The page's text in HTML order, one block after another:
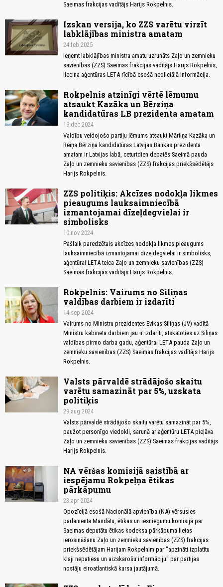
Saeimas frakcijas vadītājs Harijs Rokpelnis.
Izskan versija, ko ZZS varētu virzīt
labklājības ministra amatam
24.feb 2025
Ieņemt labklājības ministra amatu uzrunāts Zaļo un zemnieku
savienības (ZZS) Saeimas frakcijas vadītājs Harijs Rokpelnis,
liecina aģentūras LETA rīcībā esošā neoficiālā informācija.
Rokpelnis atzinīgi vērtē lēmumu
atsaukt Kazāka un Bērziņa
kandidatūras LB prezidenta amatam
19.dec 2024
Valdību veidojošo partiju lēmums atsaukt Mārtiņa Kazāka un
Reiņa Bērziņa kandidatūras Latvijas Bankas prezidenta
amatam ir Latvijas labā, ceturtdien debatēs Saeimā pauda
Zaļo un zemnieku savienības (ZZS) frakcijas priekšsēdētājs
Harijs Rokpelnis.
ZZS politiķis: Akcīzes nodokļa likmes
pieaugums lauksaimniecībā
izmantojamai dīzeļdegvielai ir
simbolisks
10.nov 2024
Pašlaik paredzētais akcīzes nodokļa likmes pieaugums
lauksaimniecībā izmantojamai dīzeļdegvielai ir simbolisks,
aģentūrai LETA teica Zaļo un zemnieku savienības (ZZS)
Saeimas frakcijas vadītājs Harijs Rokpelnis.
Rokpelnis: Vairums no Siliņas
valdības darbiem ir izdarīti
14.sep 2024
Vairums no Ministru prezidentes Evikas Siliņas (JV) vadītā
Ministru kabineta darbiem jau ir izdarīti, atskatoties uz Siliņas
valdības pirmo darba gadu, aģentūrai LETA pauda Zaļo un
zemnieku savienības (ZZS) Saeimas frakcijas vadītājs Harijs
Rokpelnis.
Valsts pārvaldē strādājošo skaitu
varētu samazināt par 5%, uzskata
politiķis
29.aug 2024
Valsts pārvaldē strādājošo skaitu varētu samazināt par 5%,
paužot personīgo viedokli, sarunā ar aģentūru LETA pieļāva
Zaļo un zemnieku savienības (ZZS) Saeimas frakcijas vadītājs
Harijs Rokpelnis.
NA vēršas komisijā saistībā ar
iespējamu Rokpeļņa ētikas
pārkāpumu
23.apr 2024
Opozīcijā esošā Nacionālā apvienība (NA) vērsusies
parlamenta Mandātu, ētikas un iesniegumu komisijā par
Saeimas deputātu ētikas kodeksa pārkāpuma lietas
ierosināšanu Zaļo un zemnieku savienības (ZZS) frakcijas
priekšsēdētājam Harijam Rokpelnim par "apzināti izplatītu
klaji nepatiesu un aizskarošu informāciju" par partijas
nostāju eiroatlantiskā kursa jautājumā.